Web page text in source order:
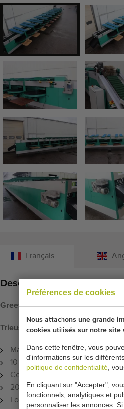
Préférences de cookies
Nous attachons une grande
cookies utilisés sur notre site
Dans cette fenêtre, vous
d'informations sur les
politique de confidentialité ,
En cliquant sur "Accepter",
fonctionnels, analytiques et
personnaliser les annonces.
Français
Description:
Greefa QSort -10 trieuse pour les
Trieuse pondérale Greefa Q-Sort
Machine de classement de poids
10 sorties avec tables tournantes
Convoyeur d'alimentation
20 convoyeurs à rouleaux en
Loadcell renouvelé en 2019